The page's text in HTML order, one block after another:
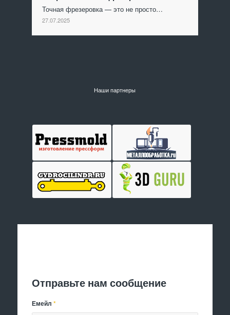
Точная фрезеровка — это не просто…
27.07.2025
Наши партнеры
Отправьте нам сообщение
Емейл*